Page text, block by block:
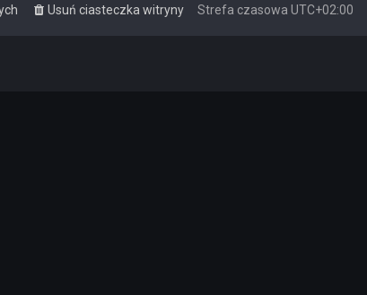
Strefa czasowa UTC+02:00
Usuń ciasteczka witryny